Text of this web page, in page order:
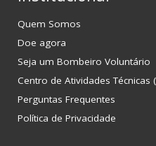
Quem Somos
Doe agora
Seja um Bombeiro Voluntário
Centro de Atividades Técnicas
Perguntas Frequentes
Política de Privacidade